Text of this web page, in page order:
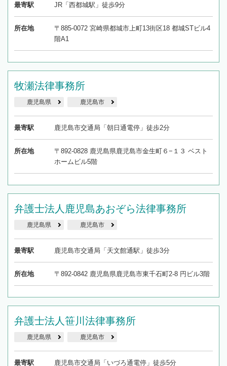
最寄駅 JR「西都城駅」徒歩9分
所在地
〒885-0072 宮崎県都城市上町13街区18 都城STビル4
階A1
牧瀬法律事務所
鹿児島県 鹿児島市
最寄駅 鹿児島市交通局「朝日通電停」徒歩2分
所在地
〒892-0828 鹿児島県鹿児島市金生町６−１３ ベスト
ホームビル5階
弁護士法人鹿児島あおぞら法律事務所
鹿児島県 鹿児島市
最寄駅 鹿児島市交通局「天文館通駅」徒歩3分
所在地 〒892-0842 鹿児島県鹿児島市東千石町2-8 円ビル3階
弁護士法人笹川法律事務所
鹿児島県 鹿児島市
最寄駅 鹿児島市交通局「いづろ通電停」徒歩5分